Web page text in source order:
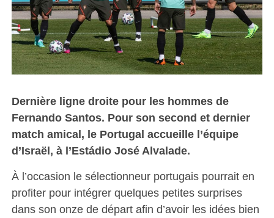
Dernière ligne droite pour les hommes de
Fernando Santos. Pour son second et dernier
match amical, le Portugal accueille l’équipe
d’Israël, à l’Estádio José Alvalade.
À l’occasion le sélectionneur portugais pourrait en
profiter pour intégrer quelques petites surprises
dans son onze de départ afin d’avoir les idées bien